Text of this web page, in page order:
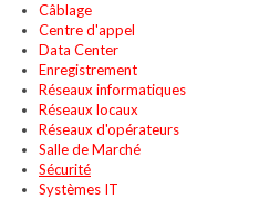
Câblage
Centre d'appel
Data Center
Enregistrement
Réseaux informatiques
Réseaux locaux
Réseaux d'opérateurs
Salle de Marché
Sécurité
Systèmes IT